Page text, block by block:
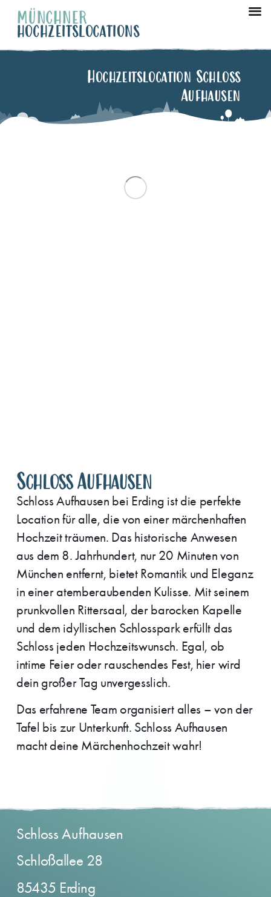
MÜNCHNER
HOCHZEITSLOCATIONS
Hochzeitslocation Schloss
Aufhausen
Schloss Aufhausen
Schloss Aufhausen bei Erding ist die perfekte
Location für alle, die von einer märchenhaften
Hochzeit träumen. Das historische Anwesen
aus dem 8. Jahrhundert, nur 20 Minuten von
München entfernt, bietet Romantik und Eleganz
in einer atemberaubenden Kulisse. Mit seinem
prunkvollen Rittersaal, der barocken Kapelle
und dem idyllischen Schlosspark erfüllt das
Schloss jeden Hochzeitswunsch. Egal, ob
intime Feier oder rauschendes Fest, hier wird
dein großer Tag unvergesslich.
Das erfahrene Team organisiert alles – von der
Tafel bis zur Unterkunft. Schloss Aufhausen
macht deine Märchenhochzeit wahr!
Schloss Aufhausen
Schloßallee 28
85435 Erding